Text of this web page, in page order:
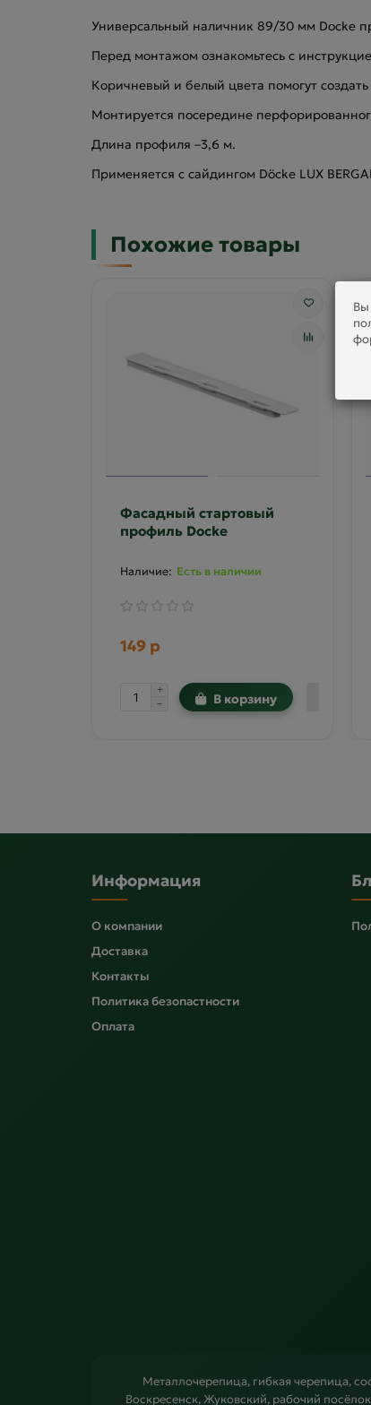
Универсальный наличник 89/30 мм Docke
Перед монтажом ознакомьтесь с
Коричневый и белый цвета помогут
Монтируется посередине
Длина профиля –3,6 м.
Применяется с сайдингом Döcke LUX
Похожие товары
Фасадный стартовый
профиль Docke
Есть в наличии
149 р
В корзину
Вы
Информация
О компании
Доставка
Контакты
Политика безопастности
Оплата
Металлочерепица, гибкая черепица,
Воскресенск, Жуковский, рабочий